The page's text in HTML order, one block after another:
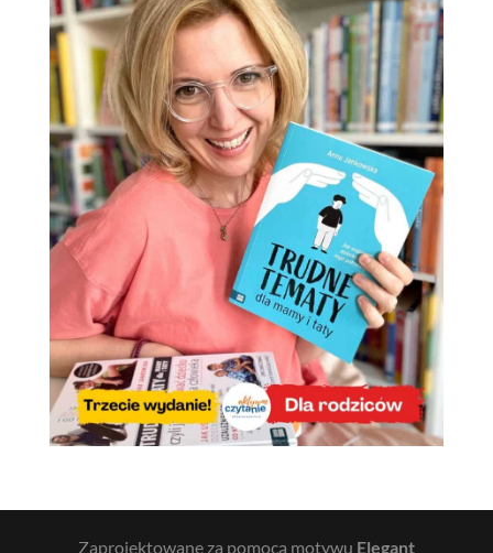
Zaprojektowane za pomocą motywu Elegant